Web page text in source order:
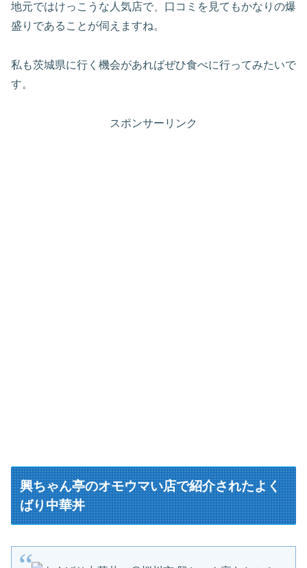
地元ではけっこうな人気店で、口コミを見てもかなりの爆
盛りであることが伺えますね。
私も茨城県に行く機会があればぜひ食べに行ってみたいで
す。
スポンサーリンク
興ちゃん亭のオモウマい店で紹介されたよく
ばり中華丼